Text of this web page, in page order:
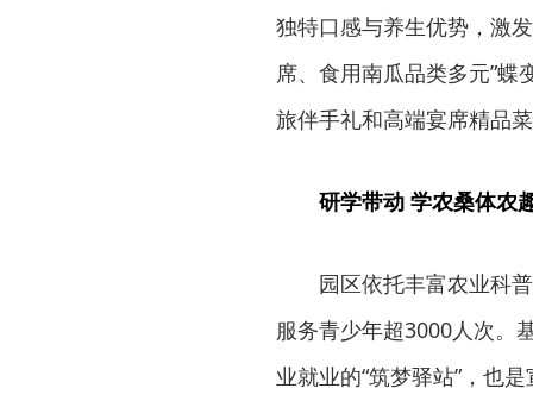
独特口感与养生优势，激
席、食用南瓜品类多元”
旅伴手礼和高端宴席精品
研学带动 学农桑体农
园区依托丰富农业科
服务青少年超3000人次。
业就业的“筑梦驿站”，也